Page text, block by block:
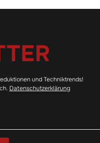
und Techniktrends!
Datenschutzerklärung